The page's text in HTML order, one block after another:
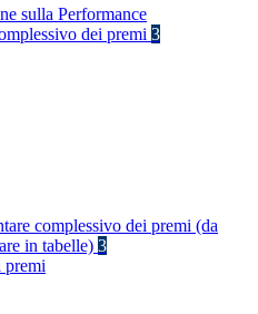
sulla Performance
dei premi 3
complessivo dei premi (da
in tabelle) 3
premi